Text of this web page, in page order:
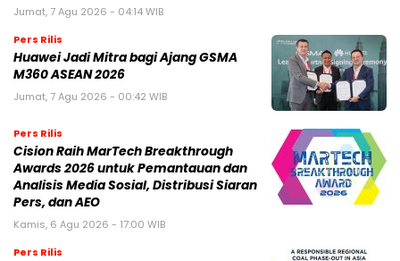
Jumat, 7 Agu 2026 - 04:14 WIB
Pers Rilis
Huawei Jadi Mitra bagi Ajang GSMA
M360 ASEAN 2026
Jumat, 7 Agu 2026 - 00:42 WIB
Pers Rilis
Cision Raih MarTech Breakthrough
Awards 2026 untuk Pemantauan dan
Analisis Media Sosial, Distribusi Siaran
Pers, dan AEO
Kamis, 6 Agu 2026 - 17:00 WIB
Pers Rilis